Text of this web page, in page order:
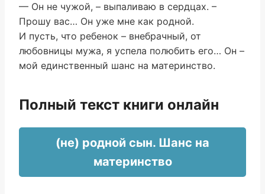
— Он не чужой, – выпаливаю в сердцах. –
Прошу вас… Он уже мне как родной.
И пусть, что ребенок – внебрачный, от
любовницы мужа, я успела полюбить его… Он –
мой единственный шанс на материнство.
Полный текст книги онлайн
(не) родной сын. Шанс на
материнство